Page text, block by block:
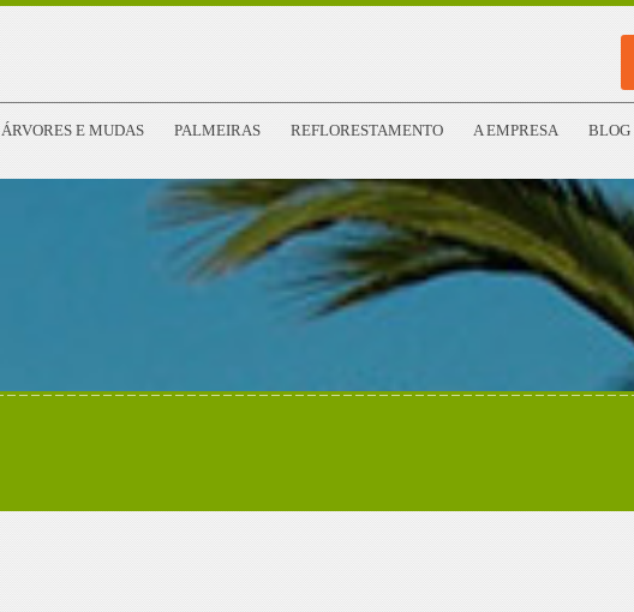
ÁRVORES E MUDAS PALMEIRAS REFLORESTAMENTO A EMPRESA BLOG